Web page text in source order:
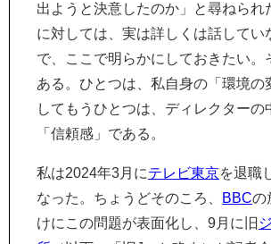
出ようと決意したのか」と尋ねられ
に対しては、実は詳しくは話してい
で、ここで明らかにしておきたい。
ある。ひとつは、私自身の「環境の
してもうひとつは、ディレクターの
「信頼感」である。
私は2024年3月にテレビ東京を退職
なった。ちょうどそのころ、
BBCの
けにこの問題が表面化し、9月に旧